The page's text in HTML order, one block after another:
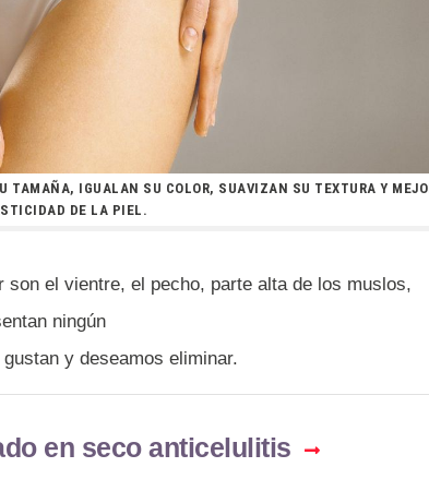
TAMAÑA, IGUALAN SU COLOR, SUAVIZAN SU TEXTURA Y
DE LA PIEL.
son el vientre, el pecho, parte alta de los muslos,
ningún
y deseamos eliminar.
en seco anticelulitis